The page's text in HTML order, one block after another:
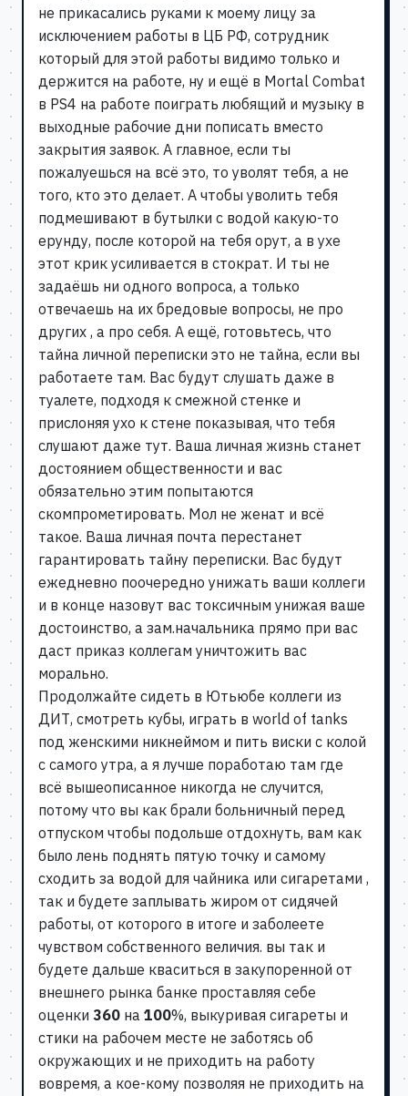
не прикасались руками к моему лицу за
исключением работы в ЦБ РФ, сотрудник
который для этой работы видимо только и
держится на работе, ну и ещё в Mortal Combat
в PS4 на работе поиграть любящий и музыку в
выходные рабочие дни пописать вместо
закрытия заявок. А главное, если ты
пожалуешься на всё это, то уволят тебя, а не
того, кто это делает. А чтобы уволить тебя
подмешивают в бутылки с водой какую-то
ерунду, после которой на тебя орут, а в ухе
этот крик усиливается в стократ. И ты не
задаёшь ни одного вопроса, а только
отвечаешь на их бредовые вопросы, не про
других , а про себя. А ещё, готовьтесь, что
тайна личной переписки это не тайна, если вы
работаете там. Вас будут слушать даже в
туалете, подходя к смежной стенке и
прислоняя ухо к стене показывая, что тебя
слушают даже тут. Ваша личная жизнь станет
достоянием общественности и вас
обязательно этим попытаются
скомпрометировать. Мол не женат и всё
такое. Ваша личная почта перестанет
гарантировать тайну переписки. Вас будут
ежедневно поочередно унижать ваши коллеги
и в конце назовут вас токсичным унижая ваше
достоинство, а зам.начальника прямо при вас
даст приказ коллегам уничтожить вас
морально.
Продолжайте сидеть в Ютьюбе коллеги из
ДИТ, смотреть кубы, играть в world of tanks
под женскими никнеймом и пить виски с колой
с самого утра, а я лучше поработаю там где
всё вышеописанное никогда не случится,
потому что вы как брали больничный перед
отпуском чтобы подольше отдохнуть, вам как
было лень поднять пятую точку и самому
сходить за водой для чайника или сигаретами ,
так и будете заплывать жиром от сидячей
работы, от которого в итоге и заболеете
чувством собственного величия. вы так и
будете дальше кваситься в закупоренной от
внешнего рынка банке проставляя себе
оценки 360 на 100%, выкуривая сигареты и
стики на рабочем месте не заботясь об
окружающих и не приходить на работу
вовремя, а кое-кому позволяя не приходить на